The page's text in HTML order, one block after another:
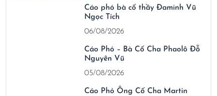
Cáo phó bà cố thầy Đaminh Vũ
Ngọc Tích
06/08/2026
Cáo Phó – Bà Cố Cha Phaolô Đỗ
Nguyên Vũ
05/08/2026
Cáo Phó Ông Cố Cha Martin